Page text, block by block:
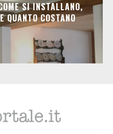
SI INSTALLANO,
QUANTO COSTANO